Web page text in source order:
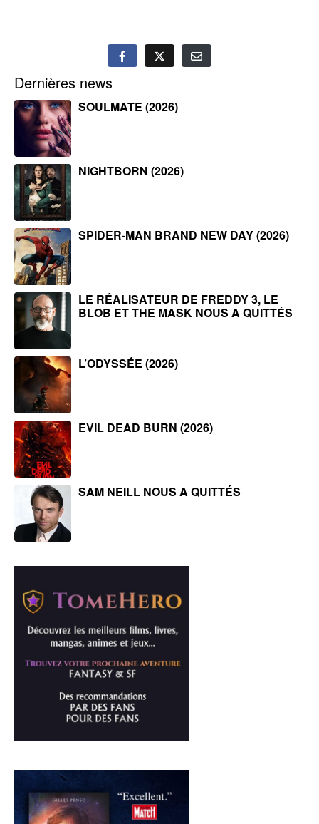
Dernières news
SOULMATE (2026)
NIGHTBORN (2026)
SPIDER-MAN BRAND NEW DAY (2026)
LE RÉALISATEUR DE FREDDY 3, LE
BLOB ET THE MASK NOUS A QUITTÉS
L’ODYSSÉE (2026)
EVIL DEAD BURN (2026)
SAM NEILL NOUS A QUITTÉS